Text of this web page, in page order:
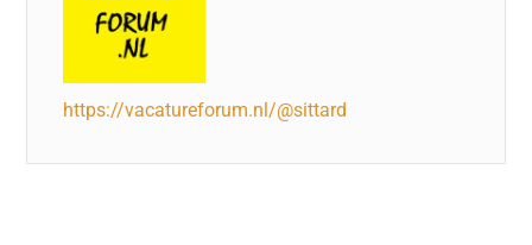
https://vacatureforum.nl/@sittard